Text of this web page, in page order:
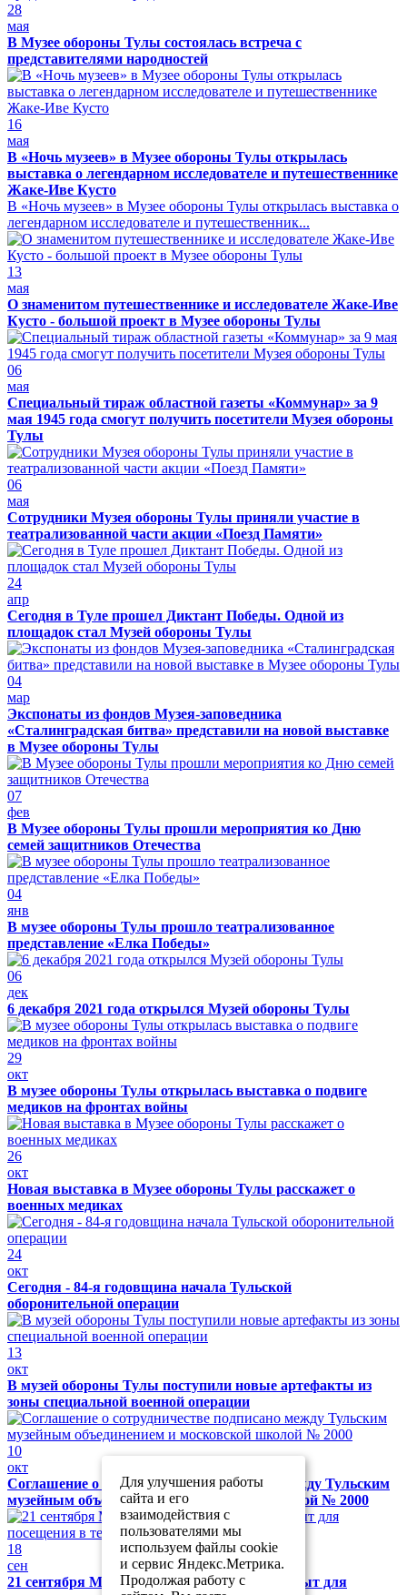
28
мая
В Музее обороны Тулы состоялась встреча с
представителями народностей
16
мая
В «Ночь музеев» в Музее обороны Тулы открылась
выставка о легендарном исследователе и путешественнике
Жаке-Иве Кусто
В «Ночь музеев» в Музее обороны Тулы открылась выставка о
легендарном исследователе и путешественник...
13
мая
О знаменитом путешественнике и исследователе Жаке-Иве
Кусто - большой проект в Музее обороны Тулы
06
мая
Специальный тираж областной газеты «Коммунар» за 9
мая 1945 года смогут получить посетители Музея обороны
Тулы
06
мая
Сотрудники Музея обороны Тулы приняли участие в
театрализованной части акции «Поезд Памяти»
24
апр
Сегодня в Туле прошел Диктант Победы. Одной из
площадок стал Музей обороны Тулы
04
мар
Экспонаты из фондов Музея-заповедника
«Сталинградская битва» представили на новой выставке
в Музее обороны Тулы
07
фев
В Музее обороны Тулы прошли мероприятия ко Дню
семей защитников Отечества
04
янв
В музее обороны Тулы прошло театрализованное
представление «Елка Победы»
06
дек
6 декабря 2021 года открылся Музей обороны Тулы
29
окт
В музее обороны Тулы открылась выставка о подвиге
медиков на фронтах войны
26
окт
Новая выставка в Музее обороны Тулы расскажет о
военных медиках
24
окт
Сегодня - 84-я годовщина начала Тульской
оборонительной операции
13
окт
В музей обороны Тулы поступили новые артефакты из
зоны специальной военной операции
10
окт
Соглашение о сотрудничестве подписано между Тульским
музейным объединением и московской школой № 2000
18
сен
21 сентября Музей обороны Тулы будет закрыт для
Для улучшения работы
сайта и его
взаимодействия с
пользователями мы
используем файлы cookie
и сервис Яндекс.Метрика.
Продолжая работу с